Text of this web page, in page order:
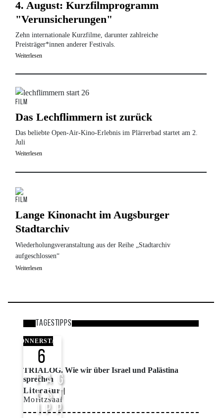
4. August: Kurzfilmprogramm
"Verunsicherungen"
Zehn internationale Kurzfilme, darunter zahlreiche
Preisträger*innen anderer Festivals.
Weiterlesen
Bild
Film
Das Lechflimmern ist zurück
Das beliebte Open-Air-Kino-Erlebnis im Plärrerbad startet am 2.
Juli
Weiterlesen
Bild
Film
Lange Kinonacht im Augsburger
Stadtarchiv
Wiederholungsveranstaltung aus der Reihe „Stadtarchiv
aufgeschlossen“
Weiterlesen
Tagestipps
Bild
DONNERSTAG
6
T A G
E S T
I P P
TRIALOG. Wie wir über Israel und Palästina
sprechen
Literatur
Moritzsaal